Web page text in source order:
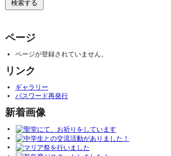
ページ
ページが登録されていません。
リンク
ギャラリー
パスワード再発行
新着画像